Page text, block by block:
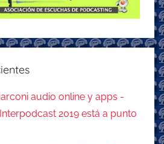
audio online y apps -
2019 está a punto